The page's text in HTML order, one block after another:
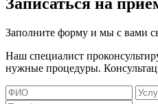
Заполните форму и мы с вами
Наш специалист
нужные процедуры.